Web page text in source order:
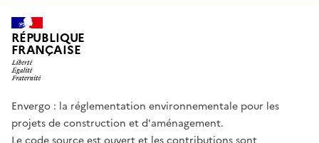
RÉPUBLIQUE
FRANÇAISE
Envergo : la réglementation environnementale pour les
projets de construction et d'aménagement.